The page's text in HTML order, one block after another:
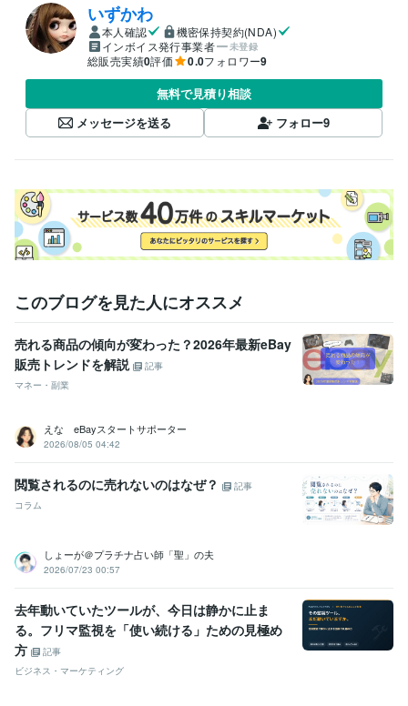
いずかわ
本人確認
機密保持契約(NDA)
インボイス発行事業者
未登録
総販売実績0評価 0.0フォロワー9
無料で見積り相談
メッセージを送る
フォロー9
このブログを見た人にオススメ
売れる商品の傾向が変わった？2026年最新eBay
販売トレンドを解説
記事
マネー・副業
えな eBayスタートサポーター
2026/08/05 04:42
閲覧されるのに売れないのはなぜ？
記事
コラム
しょーが＠プラチナ占い師「聖」の夫
2026/07/23 00:57
去年動いていたツールが、今日は静かに止ま
る。フリマ監視を「使い続ける」ための見極め
方
記事
ビジネス・マーケティング